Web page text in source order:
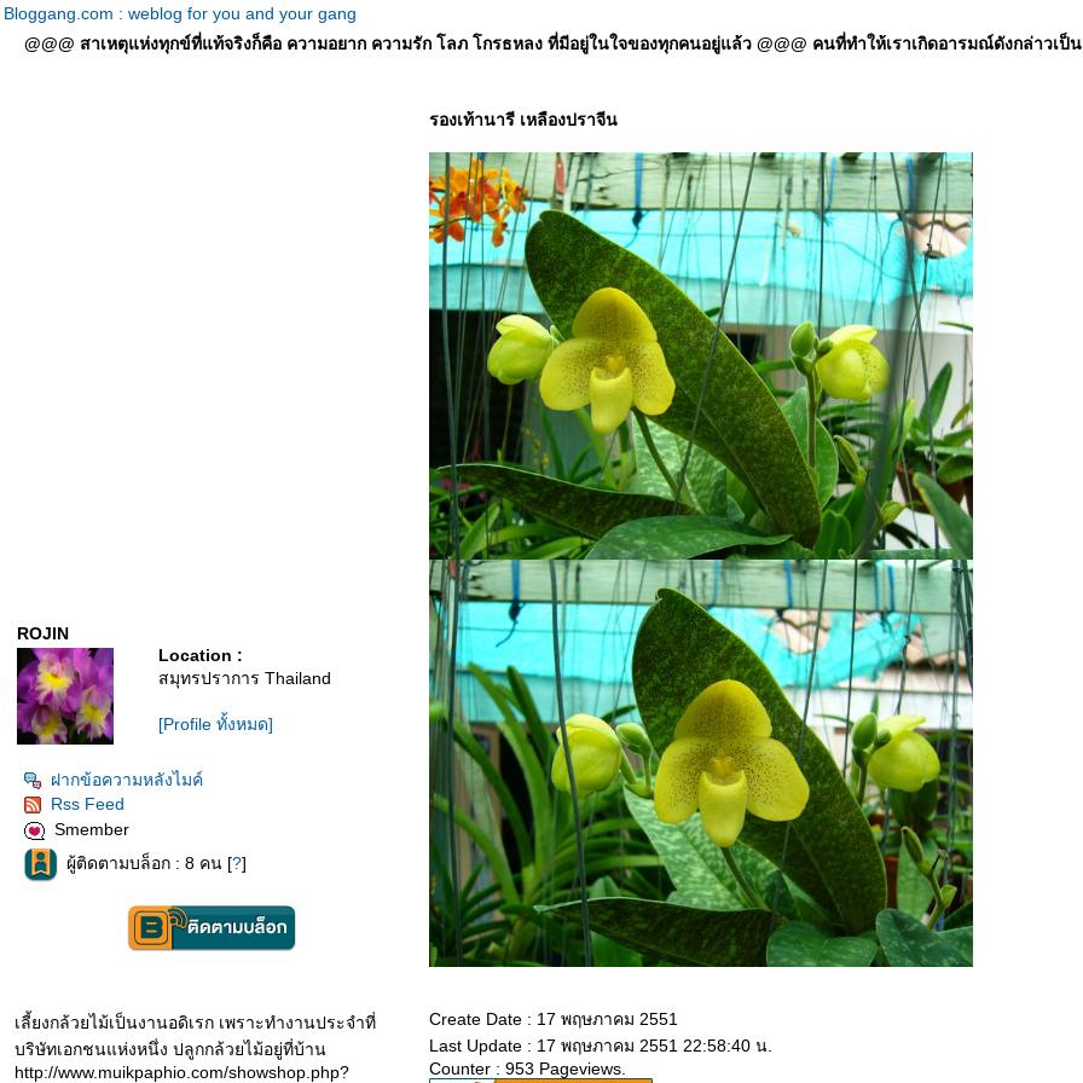
Bloggang.com : weblog for you and your gang
@@@ สาเหตุแห่งทุกข์ที่แท้จริงก็คือ ความอยาก ความรัก โลภ โกรธหลง ที่มีอยู่ในใจของทุกคนอยู่แล้ว @@@ คนที่ทำให้เราเกิดอารมณ์ดังกล่าวเ
ROJIN
Location :
สมุทรปราการ Thailand
[Profile ทั้งหมด]
ฝากข้อความหลังไมค์
Rss Feed
Smember
ผู้ติดตามบล็อก : 8 คน [?]
เลี้ยงกล้วยไม้เป็นงานอดิเรก เพราะทำงานประจำที่
บริษัทเอกชนแห่งหนึ่ง ปลูกกล้วยไม้อยู่ที่บ้าน
http://www.muikpaphio.com/showshop.php?
รองเท้านารี เหลืองปราจีน
Create Date : 17 พฤษภาคม 2551
Last Update : 17 พฤษภาคม 2551 22:58:40 น.
Counter : 953 Pageviews.